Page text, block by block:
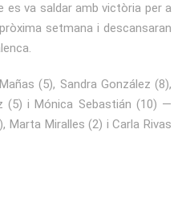
es va saldar amb victòria per a
setmana i descansaran
(5), Sandra González (8),
(5) i Mónica Sebastián (10) —
Marta Miralles (2) i Carla Rivas